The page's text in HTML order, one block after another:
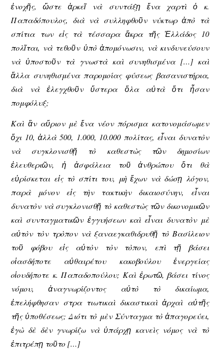
ἐνοχῆς, ὥστε ἀρκεῖ νὰ συντάξῃ ἕνα χαρτὶ ὁ κ.
Παπαδόπουλος, διὰ νὰ συλληφθοῦν νύκτωρ ἀπὸ τὰ
σπίτια των εἰς τὰ τέσσαρα ἄκρα τῆς Ἑλλάδος 10
πολῖται, νὰ τεθοῦν ὑπὸ ἀπομόνωσιν, νὰ κινδυνεύσουν
νὰ ὑποστοῦν τὰ γνωστὰ καὶ συνηθισμένα […] καὶ
ἄλλα συνηθισμένα παρομοίας φύσεως βασανιστήρια,
διὰ νὰ ἐλεγχθοῦν ὕστερα ὅλα αὐτὰ ὅτι ἦσαν
πομφόλυξ;
Καὶ ἂν αὔριον μὲ ἕνα νέον πόρισμα κατονομάσωμεν
ὄχι 10, ἀλλὰ 500, 1.000, 10.000 πολίτας, εἶναι δυνατὸν
νὰ συγκλονισθῇ τὸ καθεστὼς τῶν δημοσίων
ἐλευθεριῶν, ἡ ἀσφάλεια τοῦ ἀνθρώπου ὅτι θὰ
εὑρίσκεται εἰς τὸ σπίτι του, μὴ ἔχων νὰ δώσῃ λόγον,
παρὰ μόνον εἰς τὴν τακτικὴν δικαιοσύνην, εἶναι
δυνατὸν νὰ συγκλονισθῇ τὸ καθεστὼς τῶν δικονομικῶν
καὶ συνταγματικῶν ἐγγυήσεων καὶ εἶναι δυνατὸν μὲ
αὐτὸν τὸν τρὸπον νὰ ξαναεγκαθιδρυθῇ τὸ Βασίλειον
τοῦ φόβου εἰς αὐτὸν τὸν τὸπον, επὶ τῇ βάσει
οἱασδήποτε αὐθαιρέτου κακοβούλου ἐνεργείας
οἱουδήποτε κ. Παπαδοπούλου; Καὶ ἐρωτῶ, βάσει τίνος
νόμου, ἀναγνωρίζοντος αὐτὸ τὸ δικαίωμα,
ἐπελήφθησαν στρα τιωτικαὶ δικαστικαὶ ἀρχαὶ αὐτῆς
τῆς ὑποθέσεως; Διότι τὸ μὲν Σύνταγμα τὸ ἀπαγορεύει,
ἐγὼ δὲ δὲν γνωρίζω νὰ ὑπάρχῃ κανεὶς νόμος νὰ τὸ
ἐπιτρέπῃ τοῦτο […]